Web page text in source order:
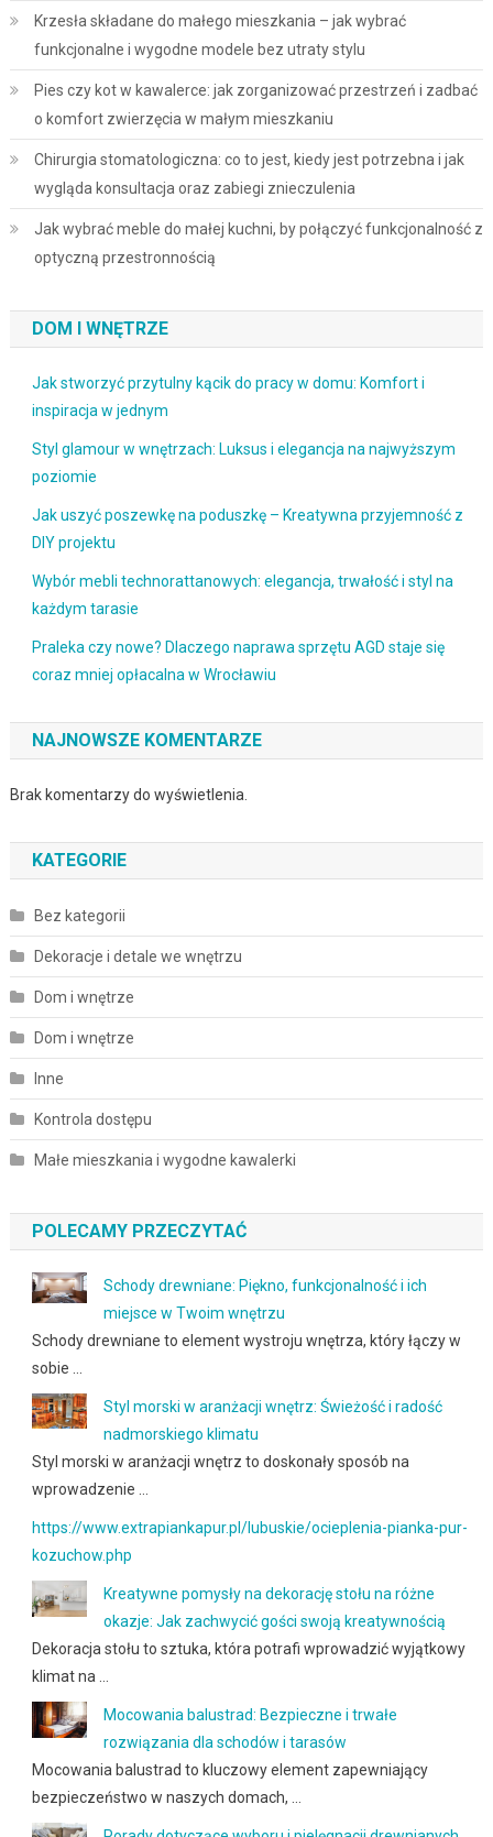
Krzesła składane do małego mieszkania – jak wybrać
funkcjonalne i wygodne modele bez utraty stylu
Pies czy kot w kawalerce: jak zorganizować przestrzeń i zadbać
o komfort zwierzęcia w małym mieszkaniu
Chirurgia stomatologiczna: co to jest, kiedy jest potrzebna i jak
wygląda konsultacja oraz zabiegi znieczulenia
Jak wybrać meble do małej kuchni, by połączyć funkcjonalność z
optyczną przestronnością
DOM I WNĘTRZE
Jak stworzyć przytulny kącik do pracy w domu: Komfort i
inspiracja w jednym
Styl glamour w wnętrzach: Luksus i elegancja na najwyższym
poziomie
Jak uszyć poszewkę na poduszkę – Kreatywna przyjemność z
DIY projektu
Wybór mebli technorattanowych: elegancja, trwałość i styl na
każdym tarasie
Praleka czy nowe? Dlaczego naprawa sprzętu AGD staje się
coraz mniej opłacalna w Wrocławiu
NAJNOWSZE KOMENTARZE
Brak komentarzy do wyświetlenia.
KATEGORIE
Bez kategorii
Dekoracje i detale we wnętrzu
Dom i wnętrze
Dom i wnętrze
Inne
Kontrola dostępu
Małe mieszkania i wygodne kawalerki
POLECAMY PRZECZYTAĆ
Schody drewniane: Piękno, funkcjonalność i ich
miejsce w Twoim wnętrzu
Schody drewniane to element wystroju wnętrza, który łączy w
sobie …
Styl morski w aranżacji wnętrz: Świeżość i radość
nadmorskiego klimatu
Styl morski w aranżacji wnętrz to doskonały sposób na
wprowadzenie …
https://www.extrapiankapur.pl/lubuskie/ocieplenia-pianka-pur-
kozuchow.php
Kreatywne pomysły na dekorację stołu na różne
okazje: Jak zachwycić gości swoją kreatywnością
Dekoracja stołu to sztuka, która potrafi wprowadzić wyjątkowy
klimat na …
Mocowania balustrad: Bezpieczne i trwałe
rozwiązania dla schodów i tarasów
Mocowania balustrad to kluczowy element zapewniający
bezpieczeństwo w naszych domach, …